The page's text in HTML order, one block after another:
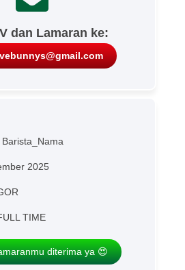
dan Lamaran ke:
2025
TIME
diterima ya 😍